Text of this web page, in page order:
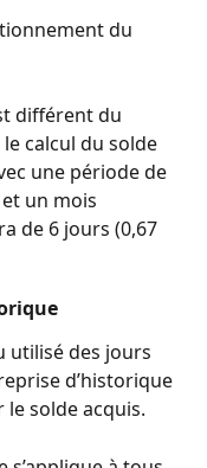
du
différent du
calcul du solde
une période de
un mois
de 6 jours (0,67
utilisé des jours
d’historique
solde acquis.